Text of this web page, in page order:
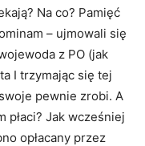
Na co? Pamięć
– ujmowali się
z PO (jak
I trzymając się tej
pewnie zrobi. A
płaci? Jak wcześniej
opłacany przez